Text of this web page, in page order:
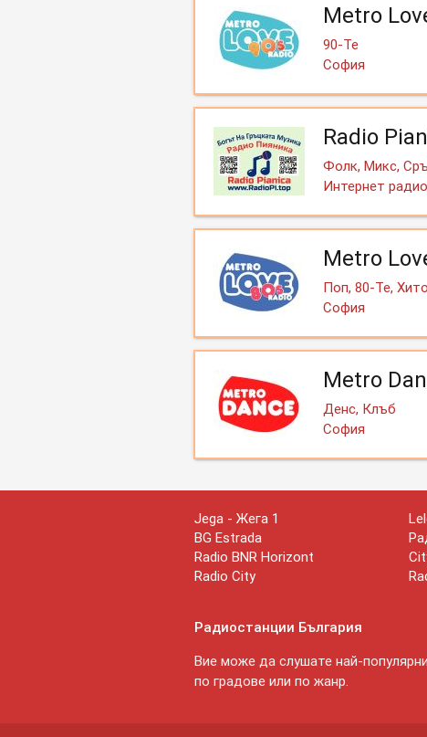
Metro
90-Те
София
Radio
Фолк, Микс,
Интернет радио
Metro
Поп, 80-Те,
София
Metro
Денс, Клъб
София
Jega - Жега 1
BG Estrada
Radio BNR Horizont
Radio City
Радиостанции България
Вие може да слушате най-
по градове или по жанр.